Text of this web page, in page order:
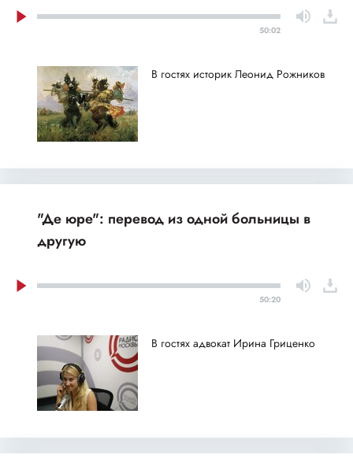
50:02
В гостях историк Леонид Рожников
"Де юре": перевод из одной больницы в
другую
50:20
В гостях адвокат Ирина Гриценко